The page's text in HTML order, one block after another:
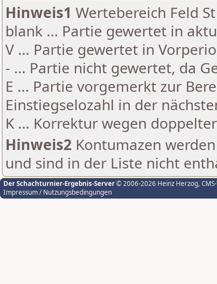
Hinweis1 Wertebereich Feld
blank ... Partie gewertet in
V ... Partie gewertet in
- ... Partie nicht gewertet, da
E ... Partie vorgemerkt zur
Einstiegselozahl in der
K ... Korrektur wegen
Hinweis2 Kontumazen
und sind in der Liste nicht
Der Schachturnier-Ergebnis-Server© 2006-2026 Heinz Herzog,
Impressum / Nutzungsbedingungen